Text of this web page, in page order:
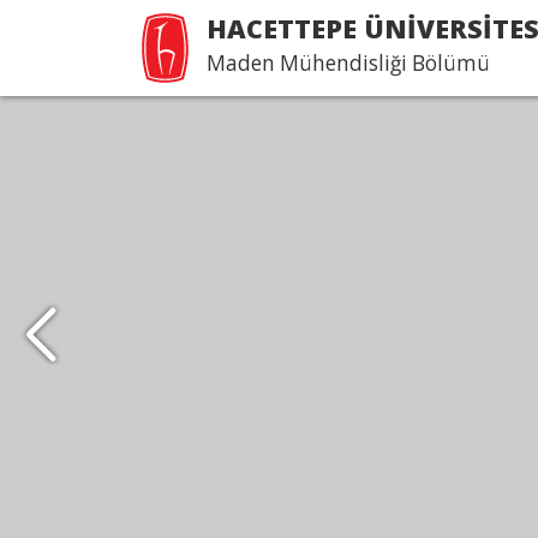
HACETTEPE
Maden Mühendisliği Bölümü